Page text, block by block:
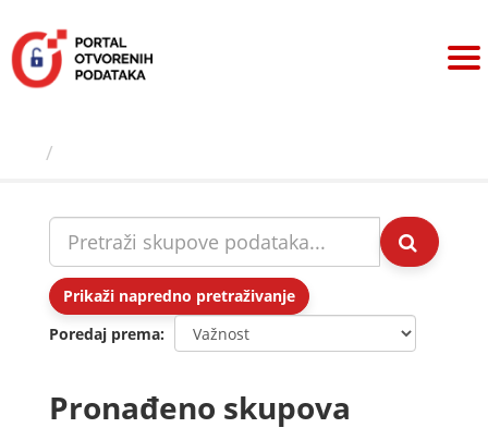
sadržaj
Prikaži napredno pretraživanje
Poredaj prema
Pronađeno skupova